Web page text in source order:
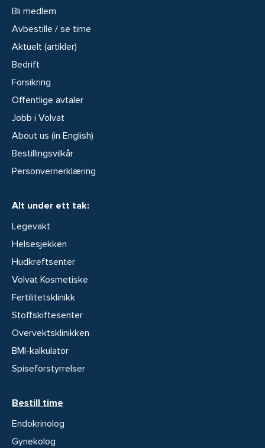
Bli medlem
Avbestille / se time
Aktuelt (artikler)
Bedrift
Forsikring
Offentlige avtaler
Jobb i Volvat
About us (in English)
Bestillingsvilkår
Personvernerklæring
Alt under ett tak:
Legevakt
Helsesjekken
Hudkreftsenter
Volvat Kosmetiske
Fertilitetsklinikk
Stoffskiftesenter
Overvektsklinikken
BMI-kalkulator
Spiseforstyrrelser
Bestill time
Endokrinolog
Gynekolog